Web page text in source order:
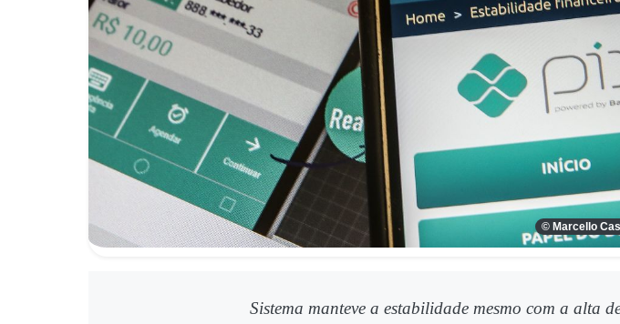
© Marcello
Sistema manteve a estabilidade mesmo com a alta